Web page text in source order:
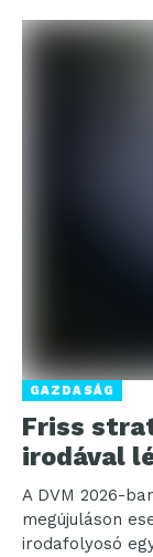
GAZDASÁG
Friss
irodával
A DVM 2026-
megújuláson
irodafolyosó